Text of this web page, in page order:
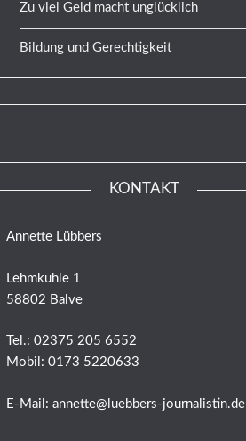
Zu viel Geld macht unglücklich
Bildung und Gerechtigkeit
KONTAKT
Annette Lübbers
Lehmkuhle 1
58802 Balve
Tel.: 02375 205 6552
Mobil: 0173 5220633
E-Mail: annette@luebbers-journalistin.de